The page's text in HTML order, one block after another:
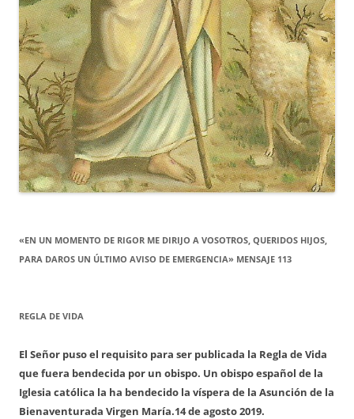
«EN UN MOMENTO DE RIGOR ME DIRIJO A VOSOTROS, QUERIDOS HIJOS,
PARA DAROS UN ÚLTIMO AVISO DE EMERGENCIA» MENSAJE 113
REGLA DE VIDA
El Señor puso el requisito para ser publicada la Regla de Vida
que fuera bendecida por un obispo. Un obispo español de la
Iglesia católica la ha bendecido la víspera de la Asunción de la
Bienaventurada Virgen María.14 de agosto 2019.